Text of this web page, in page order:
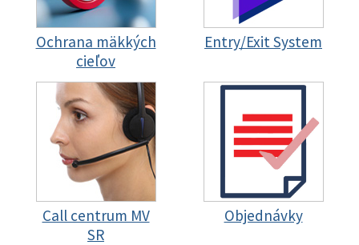
Ochrana mäkkých
cieľov
Entry/Exit System
Call centrum MV
SR
Objednávky